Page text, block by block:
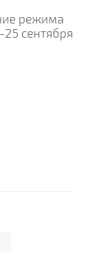
режима
сентября